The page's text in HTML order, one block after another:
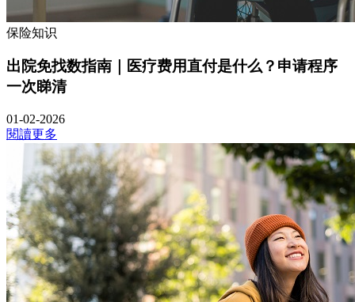
保险知识
出院免找数指南｜医疗费用直付是什么？申请程序
一次睇清
01-02-2026
閱讀更多